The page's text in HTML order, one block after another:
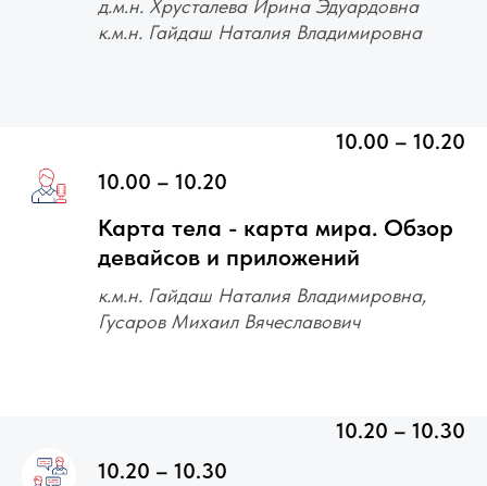
д.м.н. Хрусталева Ирина Эдуардовна
к.м.н. Гайдаш Наталия Владимировна
10.00 – 10.20
10.00 – 10.20
Карта тела - карта мира. Обзор
девайсов и приложений
к.м.н. Гайдаш Наталия Владимировна,
Гусаров Михаил Вячеславович
10.20 – 10.30
10.20 – 10.30